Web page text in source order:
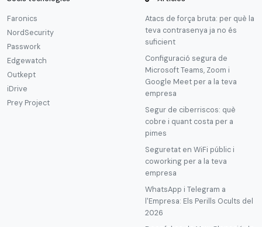
Faronics
NordSecurity
Passwork
Edgewatch
Outkept
iDrive
Prey Project
Atacs de força bruta: per què la
teva contrasenya ja no és
suficient
Configuració segura de
Microsoft Teams, Zoom i
Google Meet per a la teva
empresa
Segur de ciberriscos: què
cobre i quant costa per a
pimes
Seguretat en WiFi públic i
coworking per a la teva
empresa
WhatsApp i Telegram a
l'Empresa: Els Perills Ocults del
2026